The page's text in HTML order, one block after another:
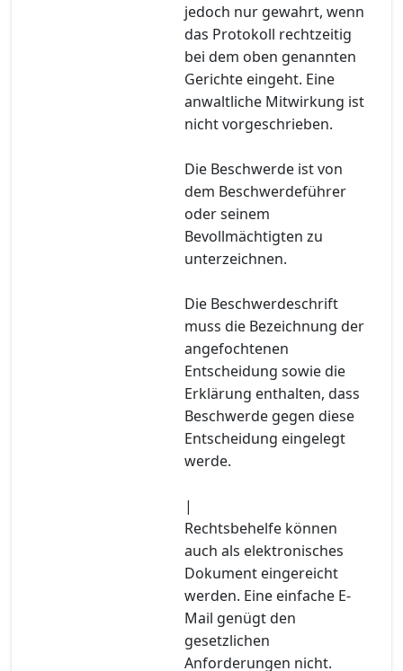
jedoch nur gewahrt, wenn
das Protokoll rechtzeitig
bei dem oben genannten
Gerichte eingeht. Eine
anwaltliche Mitwirkung ist
nicht vorgeschrieben.
Die Beschwerde ist von
dem Beschwerdeführer
oder seinem
Bevollmächtigten zu
unterzeichnen.
Die Beschwerdeschrift
muss die Bezeichnung der
angefochtenen
Entscheidung sowie die
Erklärung enthalten, dass
Beschwerde gegen diese
Entscheidung eingelegt
werde.
|
Rechtsbehelfe können
auch als elektronisches
Dokument eingereicht
werden. Eine einfache E-
Mail genügt den
gesetzlichen
Anforderungen nicht.